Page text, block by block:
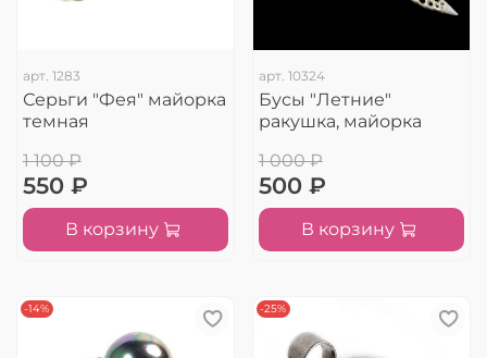
арт. 1283
Серьги "Фея" майорка
темная
1 100 ₽
550 ₽
В корзину
арт. 10324
Бусы "Летние"
ракушка, майорка
1 000 ₽
500 ₽
В корзину
-14% -25%